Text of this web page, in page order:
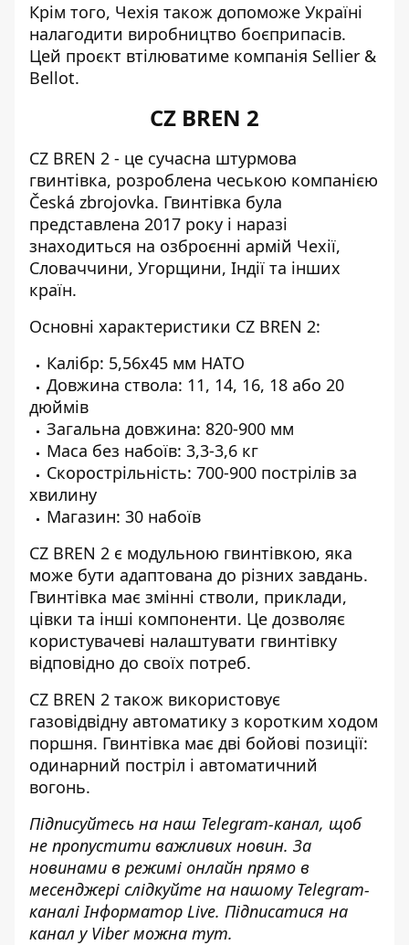
Крім того, Чехія також допоможе Україні
налагодити виробництво боєприпасів.
Цей проєкт втілюватиме компанія Sellier &
Bellot.
CZ BREN 2
CZ BREN 2 - це сучасна штурмова
гвинтівка, розроблена чеською компанією
Česká zbrojovka. Гвинтівка була
представлена 2017 року і наразі
знаходиться на озброєнні армій Чехії,
Словаччини, Угорщини, Індії та інших
країн.
Основні характеристики CZ BREN 2:
Калібр: 5,56x45 мм НАТО
Довжина ствола: 11, 14, 16, 18 або 20
дюймів
Загальна довжина: 820-900 мм
Маса без набоїв: 3,3-3,6 кг
Скорострільність: 700-900 пострілів за
хвилину
Магазин: 30 набоїв
CZ BREN 2 є модульною гвинтівкою, яка
може бути адаптована до різних завдань.
Гвинтівка має змінні стволи, приклади,
цівки та інші компоненти. Це дозволяє
користувачеві налаштувати гвинтівку
відповідно до своїх потреб.
CZ BREN 2 також використовує
газовідвідну автоматику з коротким ходом
поршня. Гвинтівка має дві бойові позиції:
одинарний постріл і автоматичний
вогонь.
Підписуйтесь на наш Telegram-канал, щоб
не пропустити важливих новин. За
новинами в режимі онлайн прямо в
месенджері слідкуйте на нашому Telegram-
каналіІнформатор Live. Підписатися на
канал у Viber можна тут.